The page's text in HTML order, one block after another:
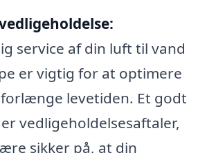
service af din luft til vand
er vigtig for at optimere
levetiden. Et godt
vedligeholdelsesaftaler,
sikker på, at din